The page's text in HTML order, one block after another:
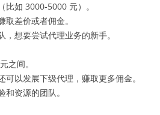
比如 3000-5000 元）。
差价或者佣金。
想要尝试代理业务的新手。
之间。
以发展下级代理，赚取更多佣金。
资源的团队。